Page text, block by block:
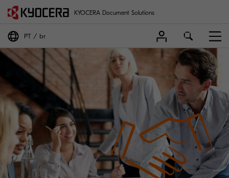
KYOCERA Document Solutions
PT br